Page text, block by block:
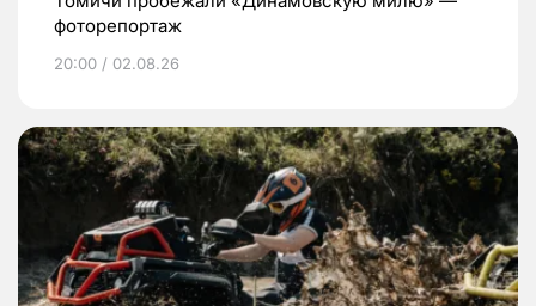
фоторепортаж
20:00 / 02.08.26